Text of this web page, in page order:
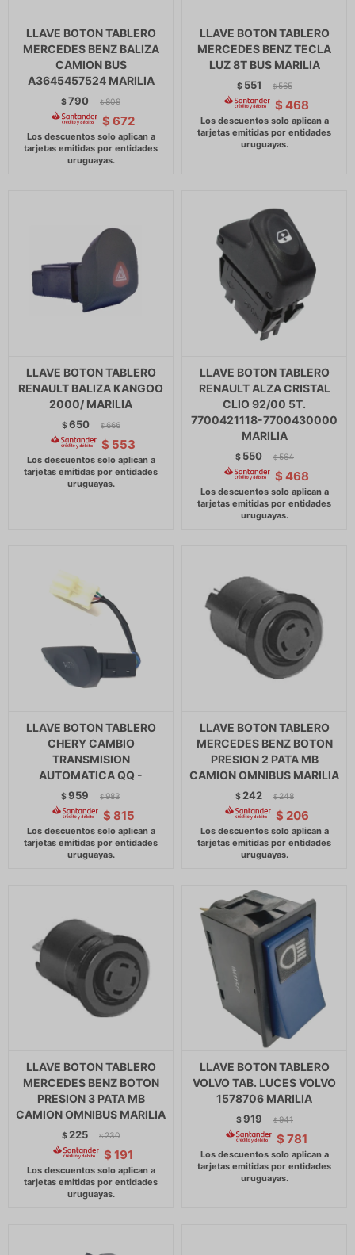
LLAVE BOTON TABLERO
MERCEDES BENZ BALIZA
CAMION BUS
A3645457524 MARILIA
$790 $ 809
$ 672
LLAVE BOTON TABLERO
MERCEDES BENZ TECLA
LUZ 8T BUS MARILIA
$ 551 $ 565
$ 468
LLAVE BOTON TABLERO
RENAULT BALIZA KANGOO
2000/ MARILIA
$650 $ 666
$ 553
LLAVE BOTON TABLERO
RENAULT ALZA CRISTAL
CLIO 92/00 5T.
7700421118-7700430000
MARILIA
$ 550 $ 564
$ 468
LLAVE BOTON TABLERO
CHERY CAMBIO
TRANSMISION
AUTOMATICA QQ -
$959 $ 983
$ 815
LLAVE BOTON TABLERO
MERCEDES BENZ BOTON
PRESION 2 PATA MB
CAMION OMNIBUS MARILIA
$ 242 $ 248
$ 206
LLAVE BOTON TABLERO
MERCEDES BENZ BOTON
PRESION 3 PATA MB
CAMION OMNIBUS MARILIA
$ 225 $ 230
$ 191
LLAVE BOTON TABLERO
VOLVO TAB. LUCES VOLVO
1578706 MARILIA
$919 $ 941
$ 781